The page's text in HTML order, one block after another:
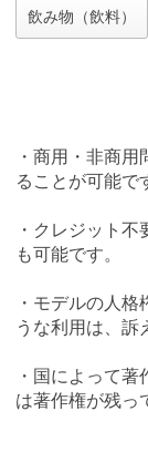
飲み物（飲料）
・商用・非商
ることが可能で
・クレジット
も可能です。
・モデルの人
うな利用は、訴
・国によって
は著作権が残っ